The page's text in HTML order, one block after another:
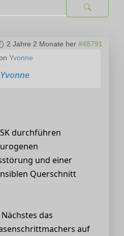
2 Jahre 2 Monate her #48791
Yvonne
Yvonne
durchführen
und einer
Querschnitt
das
auf